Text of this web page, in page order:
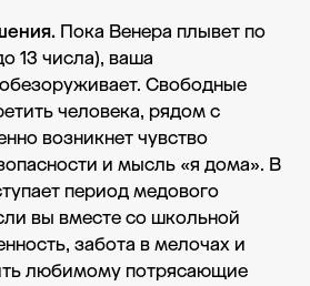
Пока Венера плывет по
13 числа), ваша
Свободные
человека, рядом с
возникнет чувство
и мысль «я дома». В
период медового
вы вместе со школьной
забота в мелочах и
любимому потрясающие